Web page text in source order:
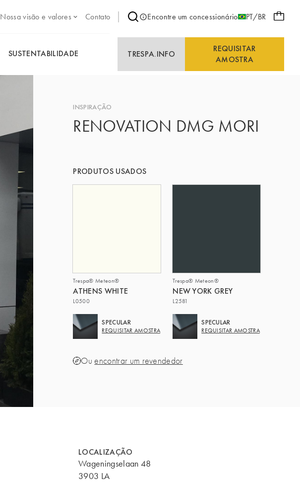
Nossa visão e valores Contato Encontre um concessionário PT/BR
SUSTENTABILIDADE TRESPA.INFO
REQUISITAR
AMOSTRA
INSPIRAÇÃO
RENOVATION DMG MORI
PRODUTOS USADOS
Trespa® Meteon®
ATHENS WHITE
L0500
SPECULAR
REQUISITAR AMOSTRA
Trespa® Meteon®
NEW YORK GREY
L2581
SPECULAR
REQUISITAR AMOSTRA
Ouencontrar um revendedor
LOCALIZAÇÃO
Wageningselaan 48
3903 LA